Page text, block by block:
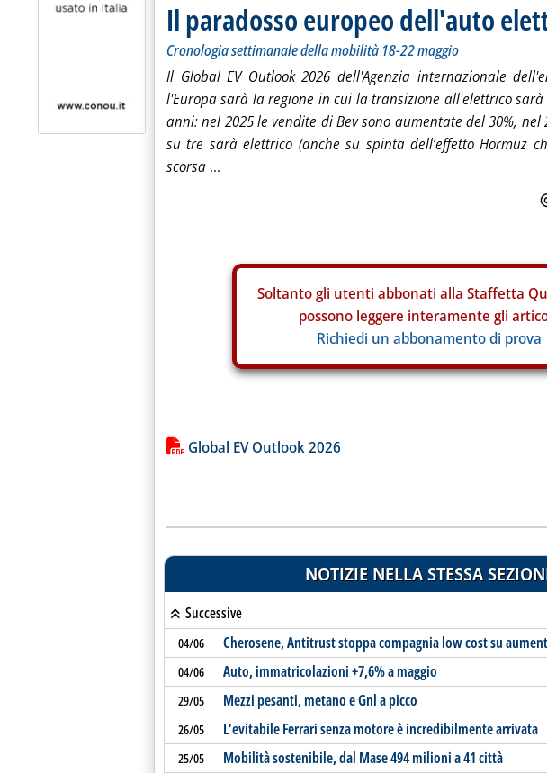
Il paradosso europeo dell'auto
Cronologia settimanale della mobilità 18-22 maggio
Il Global EV Outlook 2026 dell'Agenzia internazionale
l'Europa sarà la regione in cui la transizione all'elettrico
anni: nel 2025 le vendite di Bev sono aumentate del 30%, nel
su tre sarà elettrico (anche su spinta dell’effetto Hormuz
scorsa ...
Soltanto gli utenti abbonati alla Staffetta
possono leggere interamente gli
Richiedi un abbonamento di prova
Lista allegati PDF alla notizia
Global EV Outlook 2026
NOTIZIE NELLA STESSA
Successive
04/06 Cherosene, Antitrust stoppa compagnia low cost su
04/06 Auto, immatricolazioni +7,6% a maggio
29/05 Mezzi pesanti, metano e Gnl a picco
26/05 L’evitabile Ferrari senza motore è incredibilmente arrivata
25/05 Mobilità sostenibile, dal Mase 494 milioni a 41 città